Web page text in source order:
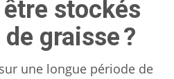
stockés
graisse ?
une longue période de